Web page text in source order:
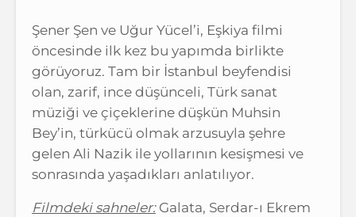
Şener Şen ve Uğur Yücel’i, Eşkiya filmi
öncesinde ilk kez bu yapımda birlikte
görüyoruz. Tam bir İstanbul beyfendisi
olan, zarif, ince düşünceli, Türk sanat
müziği ve çiçeklerine düşkün Muhsin
Bey’in, türkücü olmak arzusuyla şehre
gelen Ali Nazik ile yollarının kesişmesi ve
sonrasında yaşadıkları anlatılıyor.
Filmdeki sahneler:Galata, Serdar-ı Ekrem